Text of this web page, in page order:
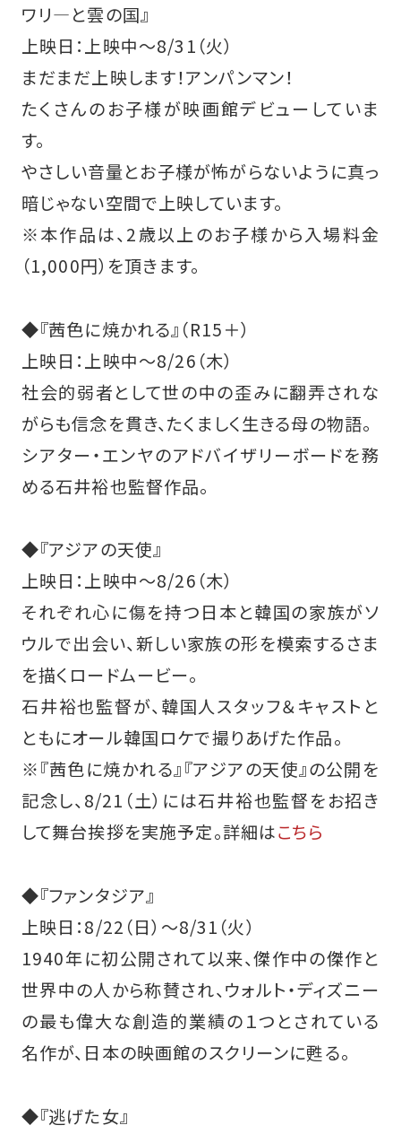
ワリ―と雲の国』
上映日：上映中～8/31（火）
まだまだ上映します！アンパンマン！
たくさんのお子様が映画館デビューしていま
す。
やさしい音量とお子様が怖がらないように真っ
暗じゃない空間で上映しています。
※本作品は、2歳以上のお子様から入場料金
（1,000円）を頂きます。
◆『茜色に焼かれる』（R15＋）
上映日：上映中～8/26（木）
社会的弱者として世の中の歪みに翻弄されな
がらも信念を貫き、たくましく生きる母の物語。
シアター・エンヤのアドバイザリーボードを務
める石井裕也監督作品。
◆『アジアの天使』
上映日：上映中～8/26（木）
それぞれ心に傷を持つ日本と韓国の家族がソ
ウルで出会い、新しい家族の形を模索するさま
を描くロードムービー。
石井裕也監督が、韓国人スタッフ＆キャストと
ともにオール韓国ロケで撮りあげた作品。
※『茜色に焼かれる』『アジアの天使』の公開を
記念し、8/21（土）には石井裕也監督をお招き
して舞台挨拶を実施予定。詳細はこちら
◆『ファンタジア』
上映日：8/22（日）～8/31（火）
1940年に初公開されて以来、傑作中の傑作と
世界中の人から称賛され、ウォルト・ディズニー
の最も偉大な創造的業績の１つとされている
名作が、日本の映画館のスクリーンに甦る。
◆『逃げた女』